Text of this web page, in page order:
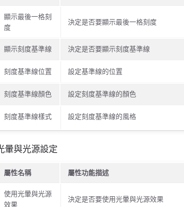
顯示最後一格刻
度
決定是否要顯示最後一格刻度
顯示刻度基準線 決定是否要顯示刻度基準線
刻度基準線位置 設定基準線的位置
刻度基準線顏色 設定刻度基準線的顏色
刻度基準線樣式 設定刻度基準線的風格
暈與光源設定
屬性名稱 屬性功能描述
使用光暈與光源
效果
決定是否要使用光暈與光源效果